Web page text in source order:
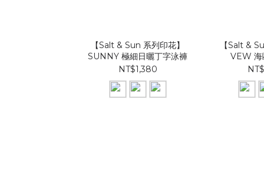
【Salt & Sun 系列印花】
SUNNY 極細日曬丁字泳褲
NT$1,380
【Salt &
VEW 海